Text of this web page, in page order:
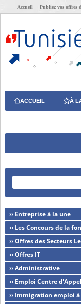
Accueil Publiez vos offres
ACCUEIL À
›› Entreprise à la une
›› Les Concours de la
›› Offres des Secteurs
›› Offres IT
›› Administrative
›› Emploi Centre d'Appel
›› Immigration emploi